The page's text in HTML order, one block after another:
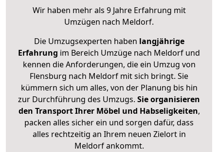
Wir haben mehr als 9 Jahre Erfahrung mit
Umzügen nach Meldorf.
Die Umzugsexperten haben langjährige
Erfahrung im Bereich Umzüge nach Meldorf und
kennen die Anforderungen, die ein Umzug von
Flensburg nach Meldorf mit sich bringt. Sie
kümmern sich um alles, von der Planung bis hin
zur Durchführung des Umzugs. Sie organisieren
den Transport Ihrer Möbel und Habseligkeiten,
packen alles sicher ein und sorgen dafür, dass
alles rechtzeitig an Ihrem neuen Zielort in
Meldorf ankommt.